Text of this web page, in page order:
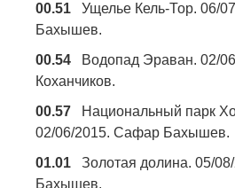
00.51 Ущелье Кель-Тор. 06/
Бахышев.
00.54 Водопад Эраван. 02/
Коханчиков.
00.57 Национальный парк
02/06/2015. Сафар Бахышев.
01.01 Золотая долина. 05/
Бахышев.